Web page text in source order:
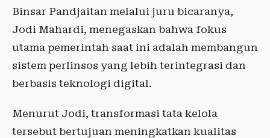
Binsar Pandjaitan melalui juru bicaranya,
Jodi Mahardi, menegaskan bahwa fokus
utama pemerintah saat ini adalah membangun
sistem perlinsos yang lebih terintegrasi dan
berbasis teknologi digital.
Menurut Jodi, transformasi tata kelola
tersebut bertujuan meningkatkan kualitas